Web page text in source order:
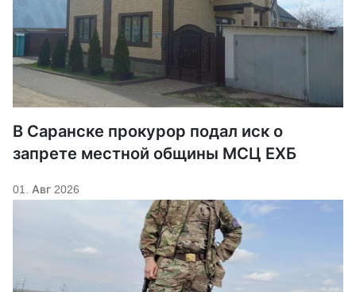
В Саранске прокурор подал иск о
запрете местной общины МСЦ ЕХБ
01. Авг 2026